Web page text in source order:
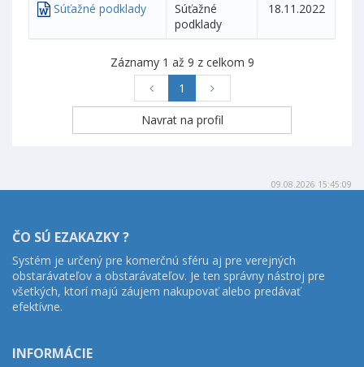
Súťažné podklady
Súťažné
podklady
18.11.2022
Záznamy 1 až 9 z celkom 9
1
09.08.2026 15:45:09
ČO SÚ EZAKAZKY ?
Systém je určený pre komerčnú sféru aj pre verejných
obstarávateľov a obstarávateľov. Je ten správny nástroj pre
všetkých, ktorí majú záujem nakupovať alebo predávať
efektívne.
INFORMÁCIE